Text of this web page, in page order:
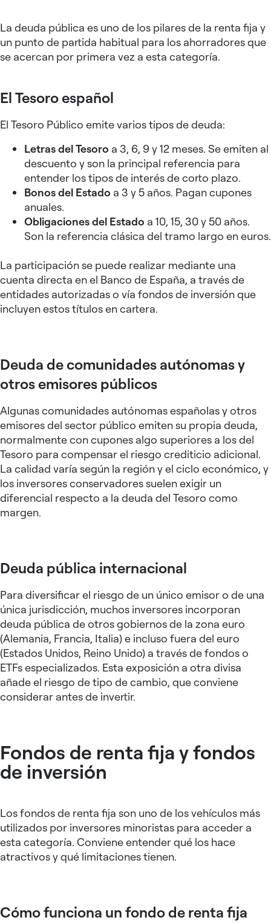
La deuda pública es uno de los pilares de la renta fija y
un punto de partida habitual para los ahorradores que
se acercan por primera vez a esta categoría.
El Tesoro español
El Tesoro Público emite varios tipos de deuda:
Letras del Tesoro a 3, 6, 9 y 12 meses. Se emiten al
descuento y son la principal referencia para
entender los tipos de interés de corto plazo.
Bonos del Estado a 3 y 5 años. Pagan cupones
anuales.
Obligaciones del Estado a 10, 15, 30 y 50 años.
Son la referencia clásica del tramo largo en euros.
La participación se puede realizar mediante una
cuenta directa en el Banco de España, a través de
entidades autorizadas o vía fondos de inversión que
incluyen estos títulos en cartera.
Deuda de comunidades autónomas y
otros emisores públicos
Algunas comunidades autónomas españolas y otros
emisores del sector público emiten su propia deuda,
normalmente con cupones algo superiores a los del
Tesoro para compensar el riesgo crediticio adicional.
La calidad varía según la región y el ciclo económico, y
los inversores conservadores suelen exigir un
diferencial respecto a la deuda del Tesoro como
margen.
Deuda pública internacional
Para diversificar el riesgo de un único emisor o de una
única jurisdicción, muchos inversores incorporan
deuda pública de otros gobiernos de la zona euro
(Alemania, Francia, Italia) e incluso fuera del euro
(Estados Unidos, Reino Unido) a través de fondos o
ETFs especializados. Esta exposición a otra divisa
añade el riesgo de tipo de cambio, que conviene
considerar antes de invertir.
Fondos de renta fija y fondos
de inversión
Los fondos de renta fija son uno de los vehículos más
utilizados por inversores minoristas para acceder a
esta categoría. Conviene entender qué los hace
atractivos y qué limitaciones tienen.
Cómo funciona un fondo de renta fija